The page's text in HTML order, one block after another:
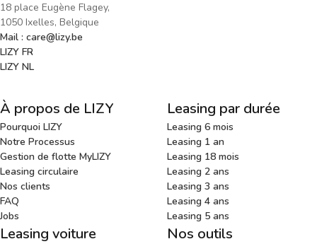
18 place Eugène Flagey,
1050 Ixelles, Belgique
Mail : care@lizy.be
LIZY FR
LIZY NL
À propos de LIZY
Pourquoi LIZY
Notre Processus
Gestion de flotte MyLIZY
Leasing circulaire
Nos clients
FAQ
Jobs
Leasing par durée
Leasing 6 mois
Leasing 1 an
Leasing 18 mois
Leasing 2 ans
Leasing 3 ans
Leasing 4 ans
Leasing 5 ans
Leasing voiture Nos outils